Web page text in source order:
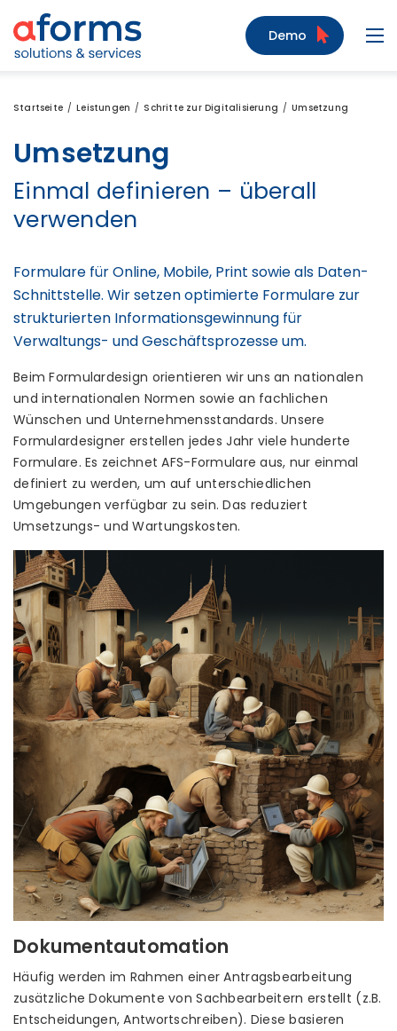
Zum Inhalt
Zum Menü
Zur Suche
Demo
Startseite Leistungen Schritte zur Digitalisierung Umsetzung
Umsetzung
Einmal definieren – überall
verwenden
Formulare für Online, Mobile, Print sowie als Daten-
Schnittstelle. Wir setzen optimierte Formulare zur
strukturierten Informationsgewinnung für
Verwaltungs- und Geschäftsprozesse um.
Beim Formulardesign orientieren wir uns an nationalen
und internationalen Normen sowie an fachlichen
Wünschen und Unternehmensstandards. Unsere
Formulardesigner erstellen jedes Jahr viele hunderte
Formulare. Es zeichnet AFS-Formulare aus, nur einmal
definiert zu werden, um auf unterschiedlichen
Umgebungen verfügbar zu sein. Das reduziert
Umsetzungs- und Wartungskosten.
Dokumentautomation
Häufig werden im Rahmen einer Antragsbearbeitung
zusätzliche Dokumente von Sachbearbeitern erstellt (z.B.
Entscheidungen, Antwortschreiben). Diese basieren